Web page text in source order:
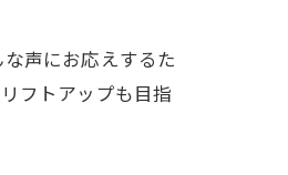
声にお応えするた
フトアップも目指